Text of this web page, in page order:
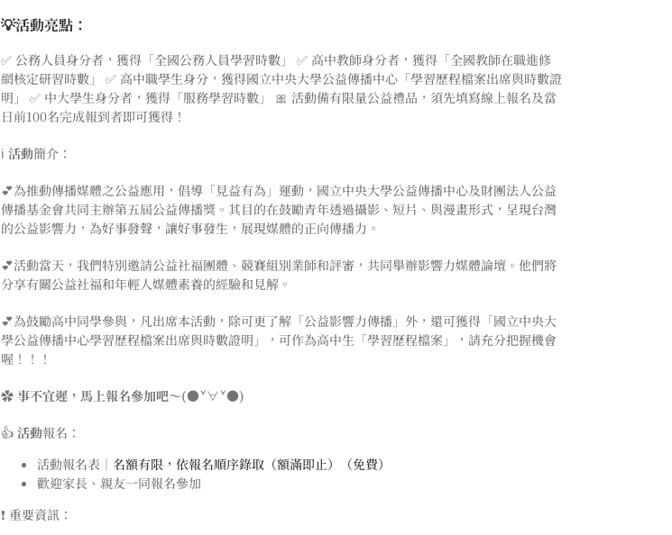
💡活動亮點：
✅ 公務人員身分者，獲得「全國公務人員學習時數」 ✅ 高中教師身分者，獲得「全國教師在職進修
網核定研習時數」 ✅ 高中職學生身分，獲得國立中央大學公益傳播中心「學習歷程檔案出席與時數證
明」 ✅ 中大學生身分者，獲得「服務學習時數」 🎀 活動備有限量公益禮品，須先填寫線上報名及當
日前100名完成報到者即可獲得！
ℹ️ 活動簡介：
💕為推動傳播媒體之公益應用，倡導「見益有為」運動，國立中央大學公益傳播中心及財團法人公益
傳播基金會共同主辦第五屆公益傳播獎。其目的在鼓勵青年透過攝影、短片、與漫畫形式，呈現台灣
的公益影響力，為好事發聲，讓好事發生，展現媒體的正向傳播力。
💕活動當天，我們特別邀請公益社福團體、競賽組別業師和評審，共同舉辦影響力媒體論壇。他們將
分享有關公益社福和年輕人媒體素養的經驗和見解。
💕為鼓勵高中同學參與，凡出席本活動，除可更了解「公益影響力傳播」外，還可獲得「國立中央大
學公益傳播中心學習歷程檔案出席與時數證明」，可作為高中生「學習歷程檔案」，請充分把握機會
喔！！！
✿ 事不宜遲，馬上報名參加吧～(●ˇ∀ˇ●)
👍 活動報名：
活動報名表｜ 名額有限，依報名順序錄取（額滿即止）（免費）
歡迎家長、親友一同報名參加
❗️ 重要資訊：